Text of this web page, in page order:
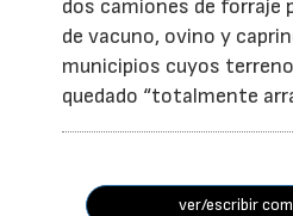
dos camiones de forraje
de vacuno, ovino y
municipios cuyos
quedado “totalmente
ver/escribir